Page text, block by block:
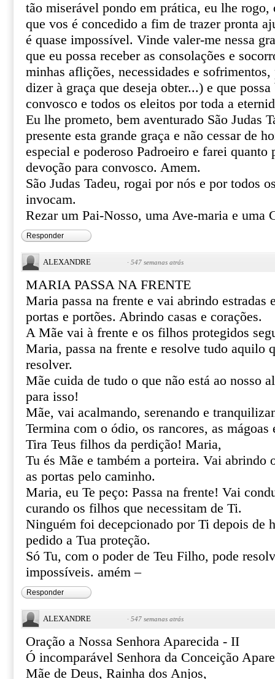
tão miserável pondo em prática, eu lhe
que vos é concedido a fim de trazer pronta
é quase impossível. Vinde valer-me nessa
que eu possa receber as consolações e
minhas aflições, necessidades e
dizer à graça que deseja obter...) e que
convosco e todos os eleitos por toda a
Eu lhe prometo, bem aventurado São Judas
presente esta grande graça e não cessar de
especial e poderoso Padroeiro e farei quanto
devoção para convosco. Amem.
São Judas Tadeu, rogai por nós e por todos
invocam.
Rezar um Pai-Nosso, uma Ave-maria e uma
Responder
ALEXANDRE · 547 semanas atrás
MARIA PASSA NA FRENTE
Maria passa na frente e vai abrindo estradas
portas e portões. Abrindo casas e corações.
A Mãe vai à frente e os filhos protegidos
Maria, passa na frente e resolve tudo aquilo
resolver.
Mãe cuida de tudo o que não está ao nosso
para isso!
Mãe, vai acalmando, serenando e
Termina com o ódio, os rancores, as mágoas
Tira Teus filhos da perdição! Maria,
Tu és Mãe e também a porteira. Vai abrindo
as portas pelo caminho.
Maria, eu Te peço: Passa na frente! Vai
curando os filhos que necessitam de Ti.
Ninguém foi decepcionado por Ti depois de
pedido a Tua proteção.
Só Tu, com o poder de Teu Filho, pode
impossíveis. amém –
Responder
ALEXANDRE · 547 semanas atrás
Oração a Nossa Senhora Aparecida - II
Ó incomparável Senhora da Conceição
Mãe de Deus, Rainha dos Anjos,